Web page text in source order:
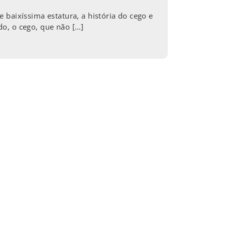
baixíssima estatura, a história do cego e
o cego, que não […]